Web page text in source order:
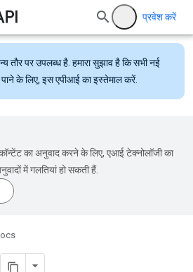
प्रवेश करें
तौर पर उपलब्ध है. हमारा सुझाव है कि सभी नई
के लिए, इस एपीआई का इस्तेमाल करें.
का अनुवाद करने के लिए, एआई टेक्नोलॉजी का
में गलतियां हो सकती हैं.